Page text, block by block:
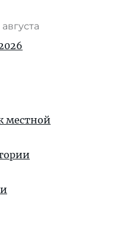
августа
местной